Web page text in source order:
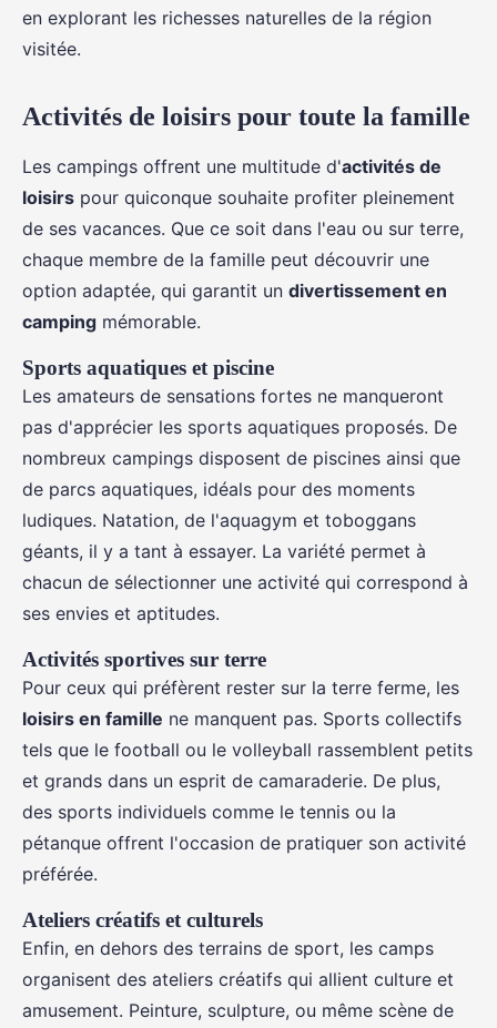
en explorant les richesses naturelles de la région
visitée.
Activités de loisirs pour toute la famille
Les campings offrent une multitude d'activités de
loisirs pour quiconque souhaite profiter pleinement
de ses vacances. Que ce soit dans l'eau ou sur terre,
chaque membre de la famille peut découvrir une
option adaptée, qui garantit un divertissement en
camping mémorable.
Sports aquatiques et piscine
Les amateurs de sensations fortes ne manqueront
pas d'apprécier les sports aquatiques proposés. De
nombreux campings disposent de piscines ainsi que
de parcs aquatiques, idéals pour des moments
ludiques. Natation, de l'aquagym et toboggans
géants, il y a tant à essayer. La variété permet à
chacun de sélectionner une activité qui correspond à
ses envies et aptitudes.
Activités sportives sur terre
Pour ceux qui préfèrent rester sur la terre ferme, les
loisirs en famille ne manquent pas. Sports collectifs
tels que le football ou le volleyball rassemblent petits
et grands dans un esprit de camaraderie. De plus,
des sports individuels comme le tennis ou la
pétanque offrent l'occasion de pratiquer son activité
préférée.
Ateliers créatifs et culturels
Enfin, en dehors des terrains de sport, les camps
organisent des ateliers créatifs qui allient culture et
amusement. Peinture, sculpture, ou même scène de